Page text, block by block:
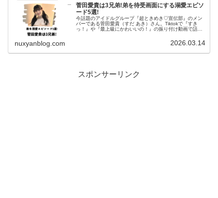
菅田愛貴は3兄弟!弟を待受画面にする溺愛エピソ
ード5選!
今話題のアイドルグループ『超ときめき♡宣伝部』のメン
バーである菅田愛貴（すだ あき）さん。Tiktokで『すき
っ！』や『最上級にかわいいの！』の振り付け動画で話題
nuxyanblog.com 2026.03.14
スポンサーリンク